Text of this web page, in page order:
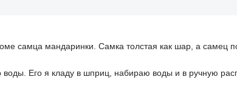
самца мандаринки. Самка толстая как шар, а самец
Его я кладу в шприц, набираю воды и в ручную